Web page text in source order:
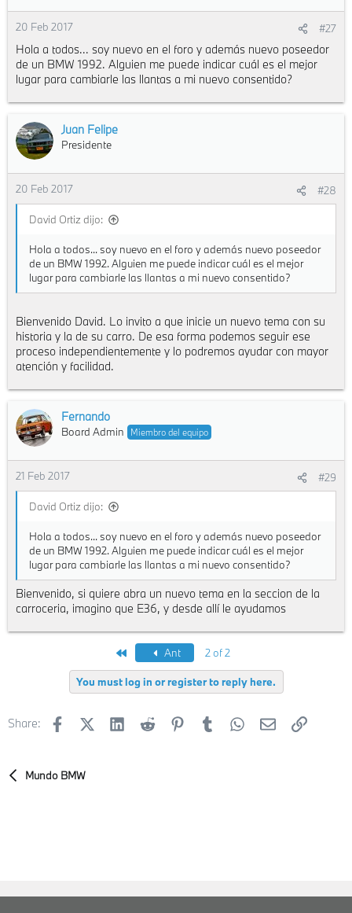
o
n
:
20 Feb 2017 #27
Hola a todos... soy nuevo en el foro y además nuevo poseedor
de un BMW 1992. Alguien me puede indicar cuál es el mejor
lugar para cambiarle las llantas a mi nuevo consentido?
Juan Felipe
Presidente
20 Feb 2017 #28
David Ortiz dijo:
Hola a todos... soy nuevo en el foro y además nuevo poseedor
de un BMW 1992. Alguien me puede indicar cuál es el mejor
lugar para cambiarle las llantas a mi nuevo consentido?
Bienvenido David. Lo invito a que inicie un nuevo tema con su
historia y la de su carro. De esa forma podemos seguir ese
proceso independientemente y lo podremos ayudar con mayor
atención y facilidad.
Fernando
Board Admin Miembro del equipo
21 Feb 2017 #29
David Ortiz dijo:
Hola a todos... soy nuevo en el foro y además nuevo poseedor
de un BMW 1992. Alguien me puede indicar cuál es el mejor
lugar para cambiarle las llantas a mi nuevo consentido?
Bienvenido, si quiere abra un nuevo tema en la seccion de la
carroceria, imagino que E36, y desde allí le ayudamos
Ant 2 of 2
You must log in or register to reply here.
Share: FacebookX (Twitter)LinkedInReddit PinterestTumblr WhatsApp
E-mailEnlace
Mundo BMW